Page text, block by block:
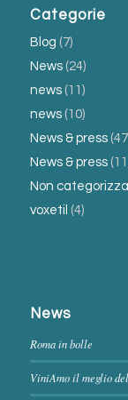
Categorie
Blog (7)
News(24)
news(11)
news(10)
News & press
News & press
Non
voxetil (4)
News
Roma in bolle
ViniAmo il meglio